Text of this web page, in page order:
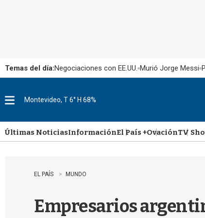
Temas del día:Negociaciones con EE.UU. Murió Jorge Messi
u
Montevideo, T 6° H 68%
Últimas NoticiasInformaciónEl País +OvaciónTV
EL PAÍS MUNDO
Empresarios